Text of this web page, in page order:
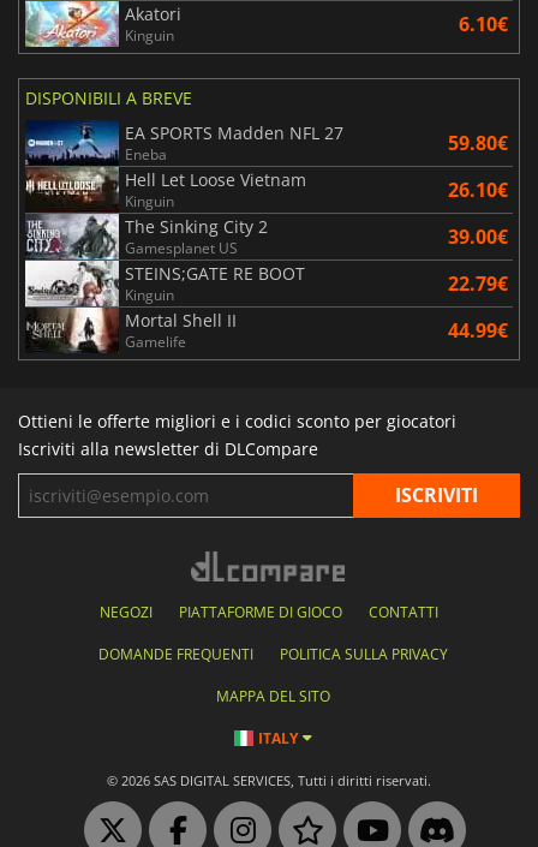
Akatori
Kinguin 6.10€
DISPONIBILI A BREVE
EA SPORTS Madden NFL 27
Eneba 59.80€
Hell Let Loose Vietnam
Kinguin 26.10€
The Sinking City 2
Gamesplanet US 39.00€
STEINS;GATE RE BOOT
Kinguin 22.79€
Mortal Shell II
Gamelife 44.99€
Ottieni le offerte migliori e i codici sconto per giocatori
Iscriviti alla newsletter di DLCompare
NEGOZI PIATTAFORME DI GIOCO CONTATTI
DOMANDE FREQUENTI POLITICA SULLA PRIVACY
MAPPA DEL SITO
ITALY
© 2026 SAS DIGITAL SERVICES, Tutti i diritti riservati.